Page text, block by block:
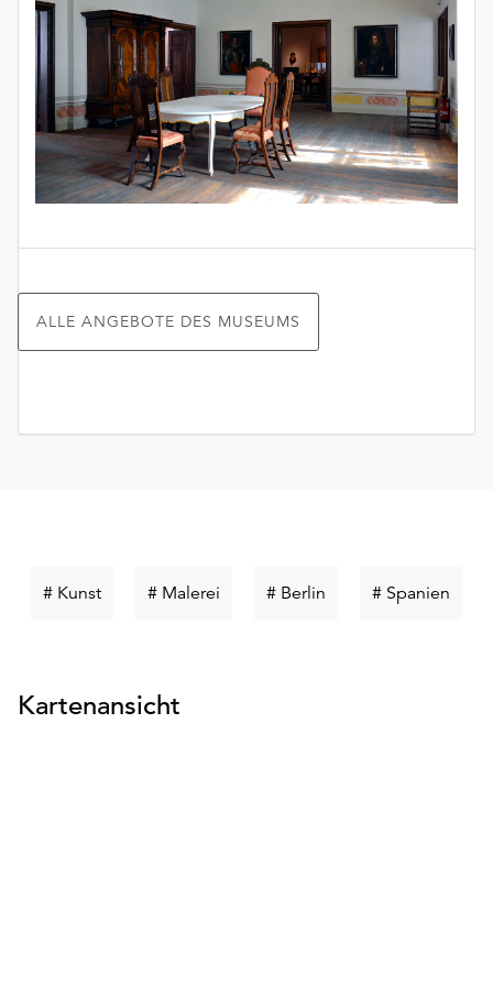
ALLE ANGEBOTE DES MUSEUMS
# KunstSchlüsselwort
# Malerei Schlüsselwort
# Berlin Schlüsselwort
# Spanien
Kartenansicht